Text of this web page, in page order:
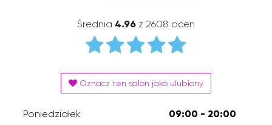
Średnia 4.96 z 2608 ocen
Oznacz ten salon jako ulubiony
Poniedziałek 09:00 - 20:00